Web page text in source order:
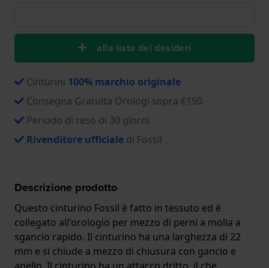
alla lista dei desideri
Cinturini 100% marchio originale
Consegna Gratuita Orologi sopra €150
Periodo di reso di 30 giorni
Rivenditore ufficiale di Fossil
Descrizione prodotto
Questo cinturino Fossil è fatto in tessuto ed è
collegato all'orologio per mezzo di perni a molla a
sgancio rapido. Il cinturino ha una larghezza di 22
mm e si chiude a mezzo di chiusura con gancio e